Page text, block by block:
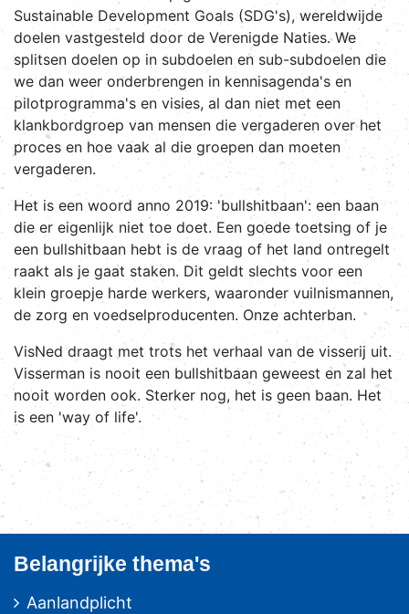
Sustainable Development Goals (SDG's), wereldwijde
doelen vastgesteld door de Verenigde Naties. We
splitsen doelen op in subdoelen en sub-subdoelen die
we dan weer onderbrengen in kennisagenda's en
pilotprogramma's en visies, al dan niet met een
klankbordgroep van mensen die vergaderen over het
proces en hoe vaak al die groepen dan moeten
vergaderen.
Het is een woord anno 2019: 'bullshitbaan': een baan
die er eigenlijk niet toe doet. Een goede toetsing of je
een bullshitbaan hebt is de vraag of het land ontregelt
raakt als je gaat staken. Dit geldt slechts voor een
klein groepje harde werkers, waaronder vuilnismannen,
de zorg en voedselproducenten. Onze achterban.
VisNed draagt met trots het verhaal van de visserij uit.
Visserman is nooit een bullshitbaan geweest en zal het
nooit worden ook. Sterker nog, het is geen baan. Het
is een 'way of life'.
Belangrijke thema's
Aanlandplicht